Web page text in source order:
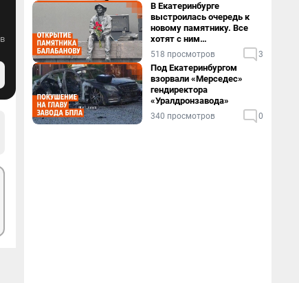
В Екатеринбурге
выстроилась очередь к
новому памятнику. Все
хотят с ним
сфотографироваться
518 просмотров 3
Под Екатеринбургом
взорвали «Мерседес»
гендиректора
«Уралдронзавода»
340 просмотров 0